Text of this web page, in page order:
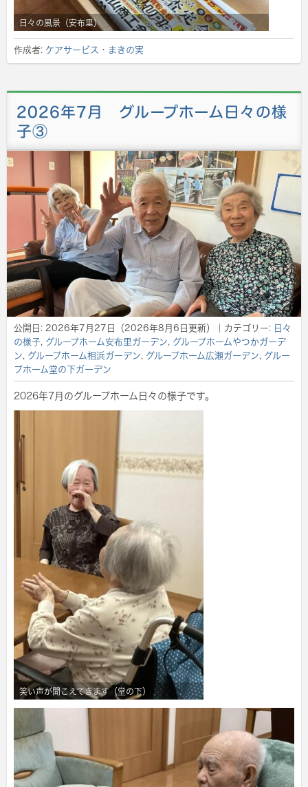
日々の風景（安布里）
作成者: ケアサービス・まきの実
2026年7月 グループホーム日々の様
子③
公開日: 2026年7月27日 （2026年8月6日更新） ｜カテゴリー: 日々
の様子, グループホーム安布里ガーデン, グループホームやつかガーデ
ン, グループホーム相浜ガーデン, グループホーム広瀬ガーデン, グルー
プホーム堂の下ガーデン
2026年7月のグループホーム日々の様子です。
笑い声が聞こえてきます（堂の下）